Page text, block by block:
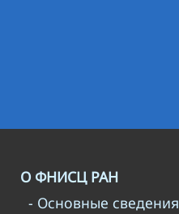
О ФНИСЦ РАН
- Основные сведения